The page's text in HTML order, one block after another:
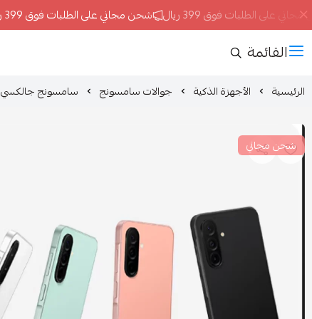
على الطلبات فوق 399 ريال شحن مجاني على الطلبات فوق 399 ريال
القائمة
الرئيسية الأجهزة الذكية جوالات سامسونج سامسونج جالكسي A26 الجيل الخامس (6 جيجابايت، 128 جيجابايت)
شحن مجاني